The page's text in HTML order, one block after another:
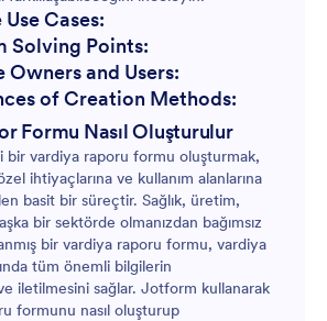
Cases:
Solving Points:
Owners and Users:
of Creation Methods:
Formu Nasıl Oluşturulur
vardiya raporu formu oluşturmak,
ihtiyaçlarına ve kullanım alanlarına
basit bir süreçtir. Sağlık, üretim,
bir sektörde olmanızdan bağımsız
bir vardiya raporu formu, vardiya
tüm önemli bilgilerin
iletilmesini sağlar. Jotform kullanarak
formunu nasıl oluşturup